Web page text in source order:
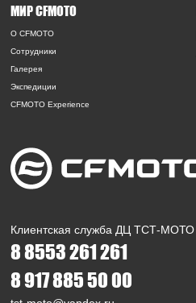
Клиентская служба ДЦ ТСТ-МОТО
8 8553 261 261
8 917 885 50 00
МИР CFMOTO
O CFMOTO
Сотрудники
Галерея
Экспедиции
CFMOTO Experience